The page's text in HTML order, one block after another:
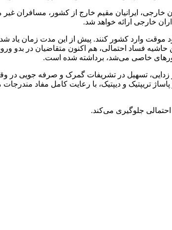
ایرانیان مقیم خارج از کشور، مسافران غیر
خارجی ارائه خواهد شد.
موقت وارد کشور کنند. پیش از این مدت زمان یاد
خاصی می‌شد، برداشته شده است.
تسهیل در تشریفات گمرک و صرفه جویی در
جلوگیری می‌کند.